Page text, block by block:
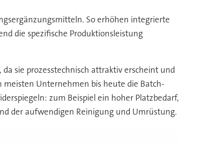
So erhöhen integrierte
die spezifische Produktionsleistung
sie prozesstechnisch attraktiv erscheint und
meisten Unternehmen bis heute die Batch-
zum Beispiel ein hoher Platzbedarf,
der aufwendigen Reinigung und Umrüstung.